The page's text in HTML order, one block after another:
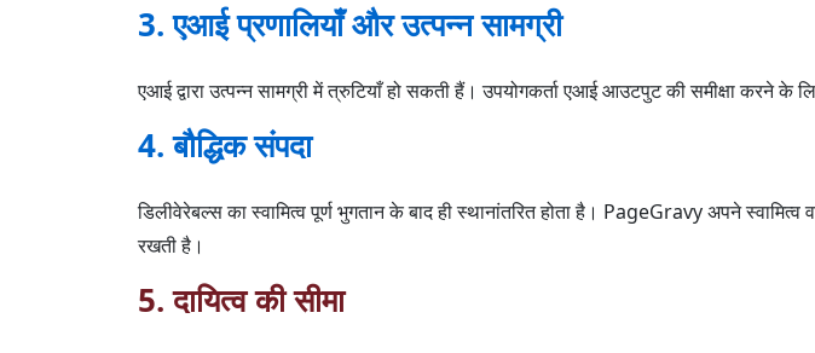
3. एआई प्रणालियाँ और उत्पन्न सामग्री
एआई द्वारा उत्पन्न सामग्री में त्रुटियाँ हो सकती हैं। उपयोगकर्ता एआई आउटपुट की समीक्षा करने के
4. बौद्धिक संपदा
डिलीवेरेबल्स का स्वामित्व पूर्ण भुगतान के बाद ही स्थानांतरित होता है। PageGravy अपने
रखती है।
5. दायित्व की सीमा